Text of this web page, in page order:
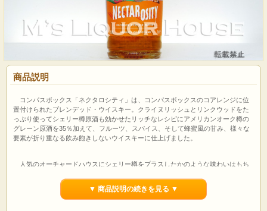
商品説明
コンパスボックス「ネクタロシティ」は、コンパスボックスのコアレンジに位
置付けられたブレンデッド・ウイスキー。クライヌリッシュとリンクウッドをた
っぷり使ってシェリー樽原酒も効かせたリッチなレシピにアメリカンオーク樽の
グレーン原酒を35％加えて、フルーツ、スパイス、そして蜂蜜風の甘み、様々な
要素が折り重なる飲み飽きしないウイスキーに仕上げました。
人気のオーチャードハウスにシェリー樽をプラスしたかのような味わいはもち
リコットリキュールを少し加えてフルーティーさを強調してのウイスキーサワー
もお勧めだそうです。スイーツにもよく合いますよ！
▼ 商品説明の続きを見る ▼